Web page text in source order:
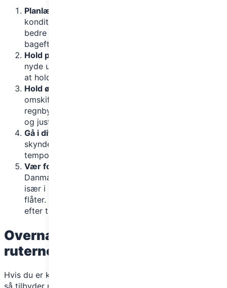
Planlæg din rute
konditionsniveau, og sæt realistiske mål. Det er
bedre at starte med en kort rute og føle sig frisk
bagefter end at overvurdere sig selv.
Hold pauser
nyde udsigten og få lidt at spise. Det hjælper med
at holde energien oppe og humøret højt.
Hold øje med vejrudsigten
omskifteligt, og selv på solrige dage kan en
regnbyge dukke op. Tjek vejrudsigten inden afgang
og justér påklædningen derefter.
Gå i dit eget tempo
skynde sig afsted, men tag dig tid til at finde et
tempo, du kan holde over flere timer.
Vær forberedt på naturens små udfordringer
Danmark er generelt uden ekstreme forhold, men
især i sommermånederne kan du møde myg og
flåter. Brug insektmiddel og tjek dig selv for flåter
efter turen.
Overnatning og faciliteter langs
ruterne
Hvis du er klar til at prøve kræfter med en flerdages tur,